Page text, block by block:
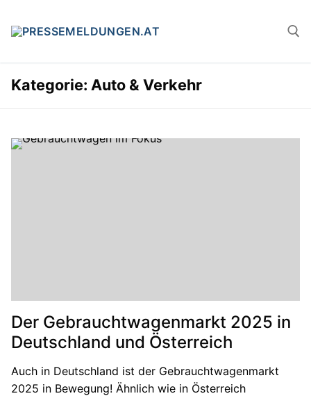
Inhalt
Kategorie: Auto & Verkehr
Der Gebrauchtwagenmarkt 2025 in
Deutschland und Österreich
Auch in Deutschland ist der Gebrauchtwagenmarkt
2025 in Bewegung! Ähnlich wie in Österreich